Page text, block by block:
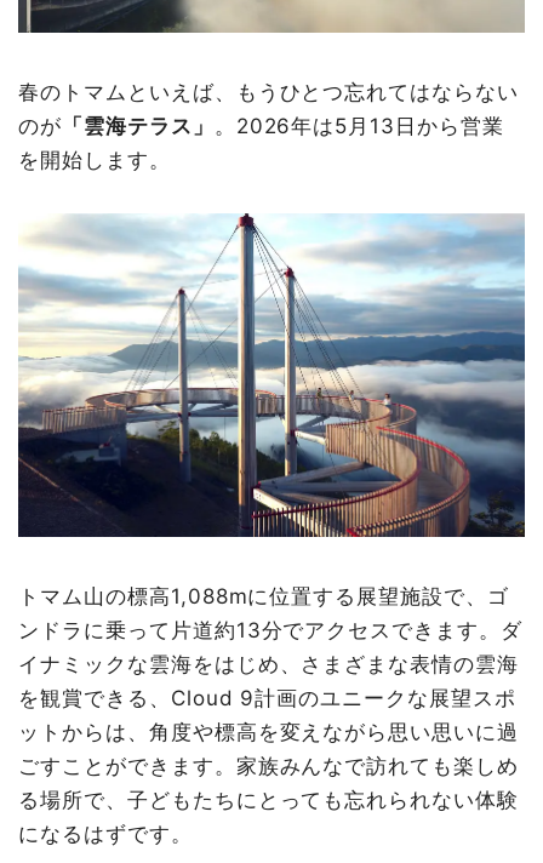
春のトマムといえば、もうひとつ忘れてはならない
のが 「雲海テラス」 。2026年は5月13日から営業
を開始します。
トマム山の標高1,088mに位置する展望施設で、ゴ
ンドラに乗って片道約13分でアクセスできます。ダ
イナミックな雲海をはじめ、さまざまな表情の雲海
を観賞できる、Cloud 9計画のユニークな展望スポ
ットからは、角度や標高を変えながら思い思いに過
ごすことができます。家族みんなで訪れても楽しめ
る場所で、子どもたちにとっても忘れられない体験
になるはずです。